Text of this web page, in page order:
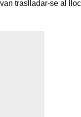
traslladar-se al lloc